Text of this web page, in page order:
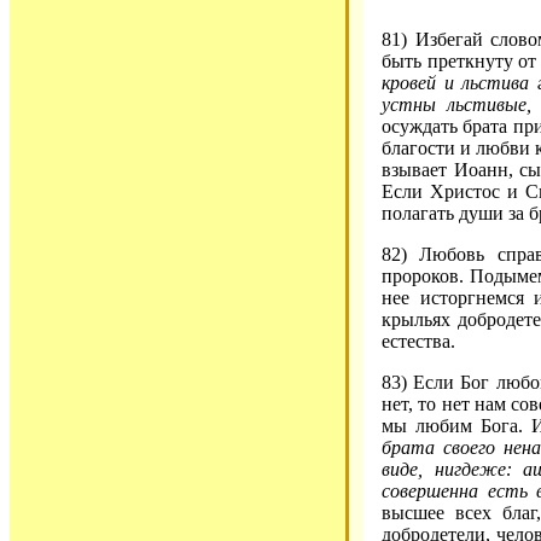
81) Избегай
быть преткнуту
кровей и льстива
устны льстивые,
осуждать брата
благости и любви
взывает Иоанн,
Если Христос и
полагать души за
82) Любовь
пророков.
нее исторгнемся
крыльях
естества.
83) Если Бог
нет, то нет нам
мы любим Бога.
брата своего
виде, нигдеже:
совершенна есть
высшее всех
добродетели,